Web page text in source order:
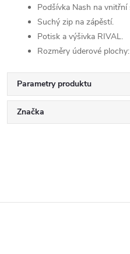
Podšívka Nash na vnitřní
Suchý zip na zápěstí.
Potisk a výšivka RIVAL.
Rozměry úderové
Parametry produktu
Značka